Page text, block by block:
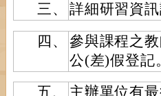
三、
詳細研習資訊
四、
參與課程之
公(差)假登記
五、
主辦單位有